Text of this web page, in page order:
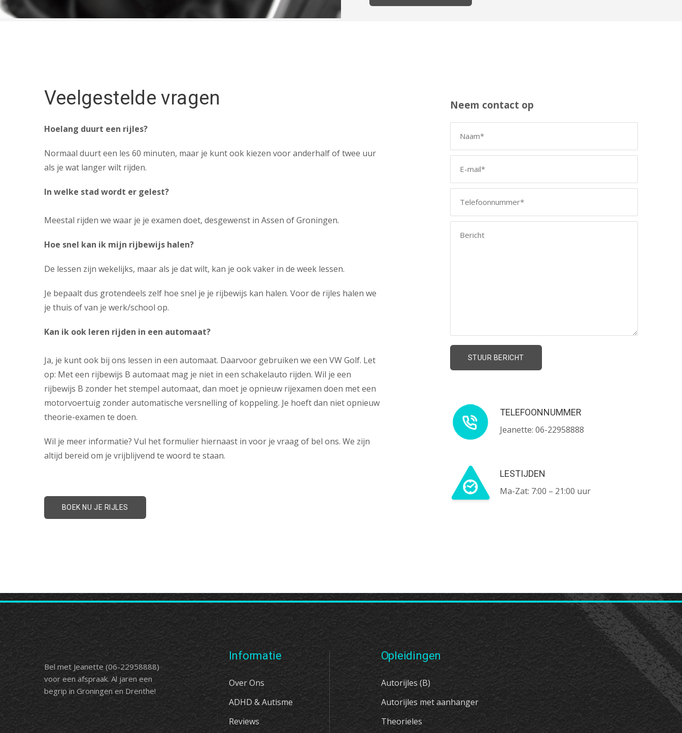
Veelgestelde vragen
Hoelang duurt een rijles?
Normaal duurt een les 60 minuten, maar je kunt ook kiezen voor anderhalf of twee uur
als je wat langer wilt rijden.
In welke stad wordt er gelest?
Meestal rijden we waar je je examen doet, desgewenst in Assen of Groningen.
Hoe snel kan ik mijn rijbewijs halen?
De lessen zijn wekelijks, maar als je dat wilt, kan je ook vaker in de week lessen.
Je bepaalt dus grotendeels zelf hoe snel je je rijbewijs kan halen. Voor de rijles halen we
je thuis of van je werk/school op.
Kan ik ook leren rijden in een automaat?
Ja, je kunt ook bij ons lessen in een automaat. Daarvoor gebruiken we een VW Golf. Let
op: Met een rijbewijs B automaat mag je niet in een schakelauto rijden. Wil je een
rijbewijs B zonder het stempel automaat, dan moet je opnieuw rijexamen doen met een
motorvoertuig zonder automatische versnelling of koppeling. Je hoeft dan niet opnieuw
theorie-examen te doen.
Wil je meer informatie? Vul het formulier hiernaast in voor je vraag of bel ons. We zijn
altijd bereid om je vrijblijvend te woord te staan.
BOEK NU JE RIJLES
Neem contact op
TELEFOONNUMMER
Jeanette: 06-22958888
LESTIJDEN
Ma-Zat: 7:00 – 21:00 uur
Bel met Jeanette (06-22958888)
voor een afspraak. Al jaren een
begrip in Groningen en Drenthe!
Informatie
Over Ons
ADHD & Autisme
Reviews
Opleidingen
Autorijles (B)
Autorijles met aanhanger
Theorieles